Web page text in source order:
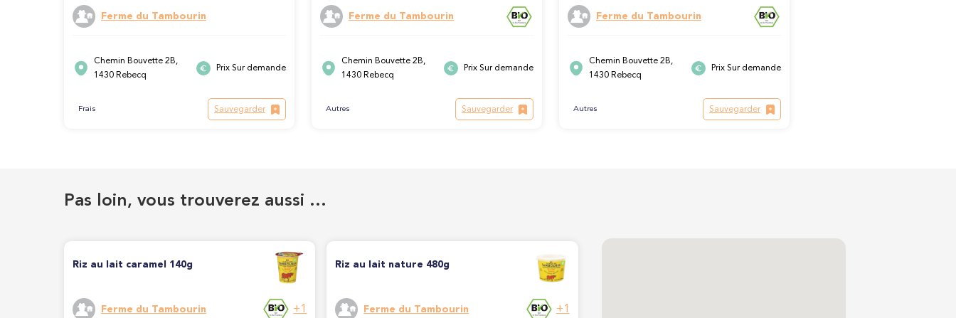
Ferme du Tambourin
Chemin Bouvette 2B,
1430 Rebecq
Prix Sur demande
Frais Sauvegarder
Ferme du Tambourin
Chemin Bouvette 2B,
1430 Rebecq
Prix Sur demande
Autres Sauvegarder
Ferme du Tambourin
Chemin Bouvette 2B,
1430 Rebecq
Prix Sur demande
Autres Sauvegarder
Pas loin, vous trouverez aussi …
Riz au lait caramel 140g
Ferme du Tambourin +1
Riz au lait nature 480g
Ferme du Tambourin +1